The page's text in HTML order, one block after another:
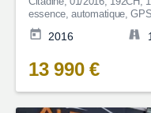
essence, automatique,
centralisée, Bluetooth,
2016
13 990 €